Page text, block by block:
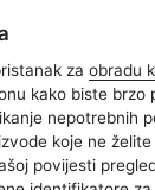
na
oprema
(sve za plažu)
za obradu
kako biste
nepotrebnih
koje ne
povijesti